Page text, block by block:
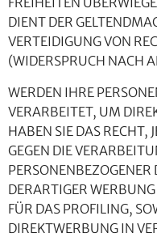
DIENT DER
VERTEIDIGUNG VON
(WIDERSPRUCH NACH
WERDEN IHRE
VERARBEITET, UM
HABEN SIE DAS RECHT,
GEGEN DIE
DERARTIGER
FÜR DAS PROFILING,
DIREKTWERBUNG IN